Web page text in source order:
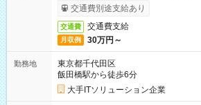
交通費別途支給あり
交通費 交通費支給
月収例 30万円～
勤務地
東京都千代田区
飯田橋駅から徒歩6分
大手ITソリューション企業